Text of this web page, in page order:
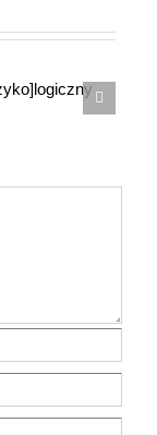
o śp. Andrzeju